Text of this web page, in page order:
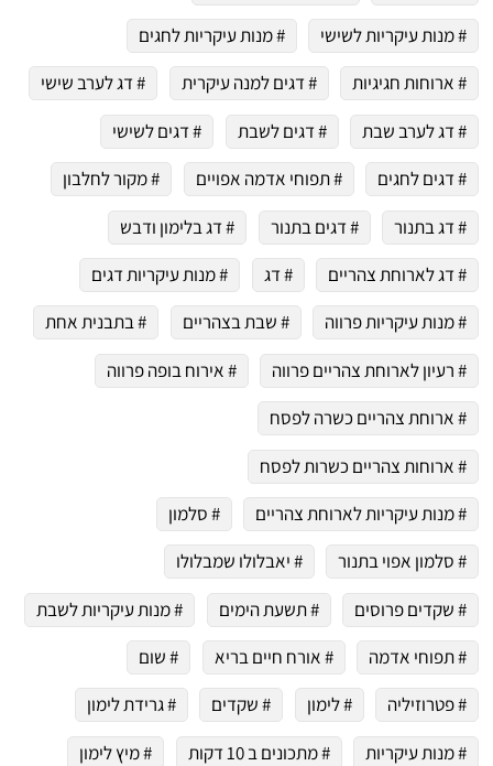
# מנות עיקריות לשישי
# מנות עיקריות לחגים
# ארוחות חגיגיות
# דגים למנה עיקרית
# דג לערב שישי
# דג לערב שבת
# דגים לשבת
# דגים לשישי
# דגים לחגים
# תפוחי אדמה אפויים
# מקור לחלבון
# דג בתנור
# דגים בתנור
# דג בלימון ודבש
# דג לארוחת צהריים
# דג
# מנות עיקריות דגים
# מנות עיקריות פרווה
# שבת בצהריים
# בתבנית אחת
# רעיון לארוחת צהריים פרווה
# אירוח בופה פרווה
# ארוחת צהריים כשרה לפסח
# ארוחות צהריים כשרות לפסח
# מנות עיקריות לארוחת צהריים
# סלמון
# סלמון אפוי בתנור
# יאבלולו שמבלולו
# שקדים פרוסים
# תשעת הימים
# מנות עיקריות לשבת
# תפוחי אדמה
# אורח חיים בריא
# שום
# פטרוזיליה
# לימון # שקדים
# גרידת לימון
# מנות עיקריות
# מתכונים ב 10 דקות
# מיץ לימון